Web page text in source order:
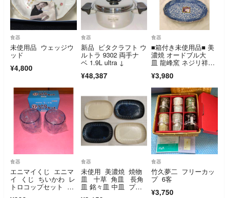
食器
未使用品 ウェッジウ
ッド
¥4,800
食器
新品 ビタクラフト ウ
ルトラ 9302 両手ナ
ベ 1.9L ultra ↓
¥48,387
食器
■箱付き未使用品■ 美
濃焼 オードブル大
皿 龍峰窯 ネジリ祥
¥3,980
食器
エニマイくじ エニマ
イ くじ ちいかわ レ
トロコップセット モ
食器
未使用 美濃焼 焼物
皿 十草 角皿 長角
皿 銘々皿 中皿 プレ
食器
竹久夢二 フリーカッ
プ 6客
¥3,750